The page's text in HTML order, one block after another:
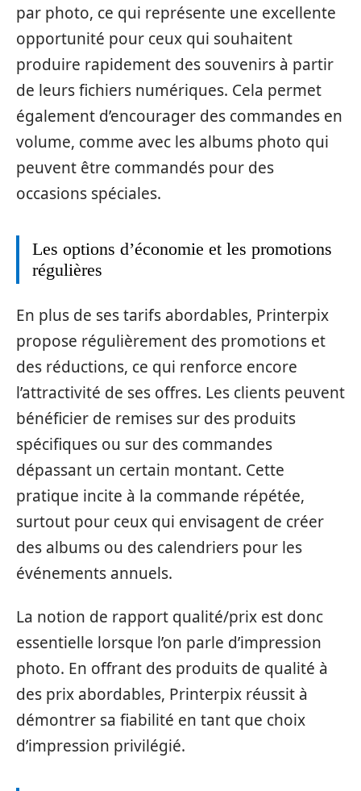
par photo, ce qui représente une excellente
opportunité pour ceux qui souhaitent
produire rapidement des souvenirs à partir
de leurs fichiers numériques. Cela permet
également d’encourager des commandes en
volume, comme avec les albums photo qui
peuvent être commandés pour des
occasions spéciales.
Les options d’économie et les promotions
régulières
En plus de ses tarifs abordables, Printerpix
propose régulièrement des promotions et
des réductions, ce qui renforce encore
l’attractivité de ses offres. Les clients peuvent
bénéficier de remises sur des produits
spécifiques ou sur des commandes
dépassant un certain montant. Cette
pratique incite à la commande répétée,
surtout pour ceux qui envisagent de créer
des albums ou des calendriers pour les
événements annuels.
La notion de rapport qualité/prix est donc
essentielle lorsque l’on parle d’impression
photo. En offrant des produits de qualité à
des prix abordables, Printerpix réussit à
démontrer sa fiabilité en tant que choix
d’impression privilégié.